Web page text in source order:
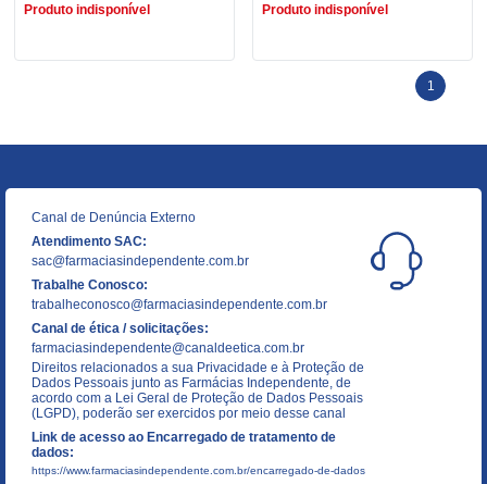
Produto indisponível Produto indisponível
1
Canal de Denúncia Externo
Atendimento SAC:
sac@farmaciasindependente.com.br
Trabalhe Conosco:
trabalheconosco@farmaciasindependente.com.br
Canal de ética / solicitações:
farmaciasindependente@canaldeetica.com.br
Direitos relacionados a sua Privacidade e à Proteção de
Dados Pessoais junto as Farmácias Independente, de
acordo com a Lei Geral de Proteção de Dados Pessoais
(LGPD), poderão ser exercidos por meio desse canal
Link de acesso ao Encarregado de tratamento de
dados:
https://www.farmaciasindependente.com.br/encarregado-de-dados